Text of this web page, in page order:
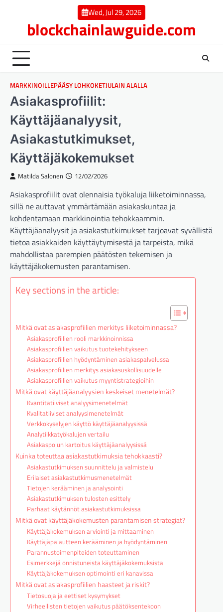
Wed, Jul 29, 2026
blockchainlawguide.com
MARKKINOILLEPÄÄSY LOHKOKETJULAIN ALALLA
Asiakasprofiilit:
Käyttäjäanalyysit,
Asiakastutkimukset,
Käyttäjäkokemukset
Matilda Salonen 12/02/2026
Asiakasprofiilit ovat olennaisia työkaluja liiketoiminnassa,
sillä ne auttavat ymmärtämään asiakaskuntaa ja
kohdentamaan markkinointia tehokkaammin.
Käyttäjäanalyysit ja asiakastutkimukset tarjoavat syvällistä
tietoa asiakkaiden käyttäytymisestä ja tarpeista, mikä
mahdollistaa parempien päätösten tekemisen ja
käyttäjäkokemusten parantamisen.
Key sections in the article:
Mitkä ovat asiakasprofiilien merkitys liiketoiminnassa?
Asiakasprofiilien rooli markkinoinnissa
Asiakasprofiilien vaikutus tuotekehitykseen
Asiakasprofiilien hyödyntäminen asiakaspalvelussa
Asiakasprofiilien merkitys asiakasuskollisuudelle
Asiakasprofiilien vaikutus myyntistrategioihin
Mitkä ovat käyttäjäanalyysien keskeiset menetelmät?
Kvantitatiiviset analyysimenetelmät
Kvalitatiiviset analyysimenetelmät
Verkkokyselyjen käyttö käyttäjäanalyysissä
Analytiikkatyökalujen vertailu
Asiakaspolun kartoitus käyttäjäanalyysissä
Kuinka toteuttaa asiakastutkimuksia tehokkaasti?
Asiakastutkimuksen suunnittelu ja valmistelu
Erilaiset asiakastutkimusmenetelmät
Tietojen kerääminen ja analysointi
Asiakastutkimuksen tulosten esittely
Parhaat käytännöt asiakastutkimuksissa
Mitkä ovat käyttäjäkokemusten parantamisen strategiat?
Käyttäjäkokemuksen arviointi ja mittaaminen
Käyttäjäpalautteen kerääminen ja hyödyntäminen
Parannustoimenpiteiden toteuttaminen
Esimerkkejä onnistuneista käyttäjäkokemuksista
Käyttäjäkokemuksen optimointi eri kanavissa
Mitkä ovat asiakasprofiilien haasteet ja riskit?
Tietosuoja ja eettiset kysymykset
Virheellisten tietojen vaikutus päätöksentekoon